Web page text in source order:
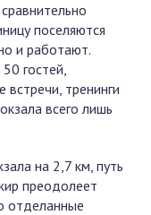
поселяются
и работают.
гостей,
тренинги
всего лишь
на 2,7 км, путь
преодолеет
отделанные